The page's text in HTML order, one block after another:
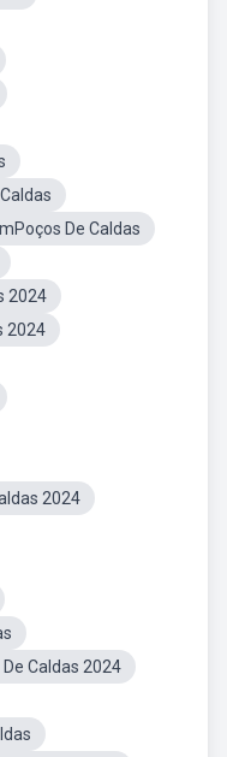
De Caldas
2024
2024
2024
Caldas 2024